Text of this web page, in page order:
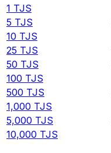
1 TJS
5 TJS
10 TJS
25 TJS
50 TJS
100 TJS
500 TJS
1,000 TJS
5,000 TJS
10,000 TJS